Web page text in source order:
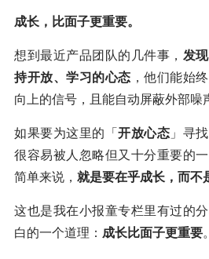
成长，比面子更重要。
想到最近产品团队的几件事， 发
持开放、学习的心态 ，他们能始
向上的信号，且能自动屏蔽外部噪
如果要为这里的「 开放心态 」寻
很容易被人忽略但又十分重要的一
简单来说， 就是要在乎成长，而不
这也是我在小报童专栏里有过的
白的一个道理： 成长比面子更重要。